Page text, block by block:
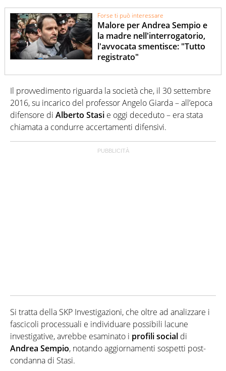
Forse ti può interessare
Malore per Andrea Sempio e
la madre nell'interrogatorio,
l'avvocata smentisce: "Tutto
registrato"
Il provvedimento riguarda la società che, il 30 settembre
2016, su incarico del professor Angelo Giarda – all’epoca
difensore di Alberto Stasi e oggi deceduto – era stata
chiamata a condurre accertamenti difensivi.
Si tratta della SKP Investigazioni, che oltre ad analizzare i
fascicoli processuali e individuare possibili lacune
investigative, avrebbe esaminato i profilisocial di
Andrea Sempio, notando aggiornamenti sospetti post-
condanna di Stasi.